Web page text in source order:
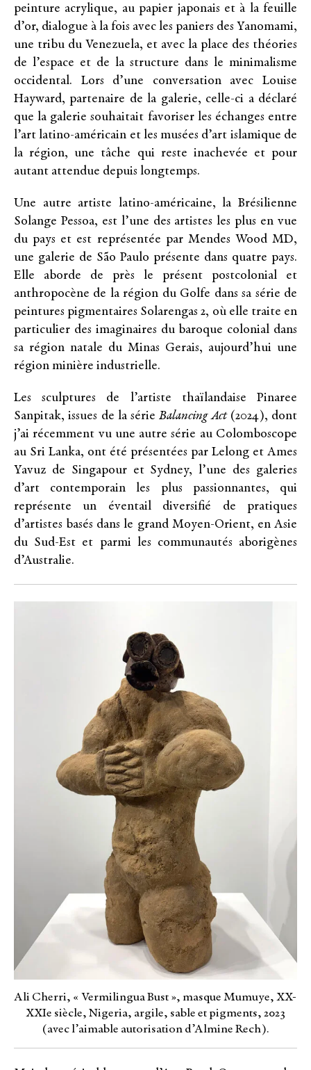
peinture acrylique, au papier japonais et à la feuille
d’or, dialogue à la fois avec les paniers des Yanomami,
une tribu du Venezuela, et avec la place des théories
de l’espace et de la structure dans le minimalisme
occidental. Lors d’une conversation avec Louise
Hayward, partenaire de la galerie, celle-ci a déclaré
que la galerie souhaitait favoriser les échanges entre
l’art latino-américain et les musées d’art islamique de
la région, une tâche qui reste inachevée et pour
autant attendue depuis longtemps.
Une autre artiste latino-américaine, la Brésilienne
Solange Pessoa, est l’une des artistes les plus en vue
du pays et est représentée par Mendes Wood MD,
une galerie de São Paulo présente dans quatre pays.
Elle aborde de près le présent postcolonial et
anthropocène de la région du Golfe dans sa série de
peintures pigmentaires Solarengas 2, où elle traite en
particulier des imaginaires du baroque colonial dans
sa région natale du Minas Gerais, aujourd’hui une
région minière industrielle.
Les sculptures de l’artiste thaïlandaise Pinaree
Sanpitak, issues de la sérieBalancing Act(2024), dont
j’ai récemment vu une autre série au Colomboscope
au Sri Lanka, ont été présentées par Lelong et Ames
Yavuz de Singapour et Sydney, l’une des galeries
d’art contemporain les plus passionnantes, qui
représente un éventail diversifié de pratiques
d’artistes basés dans le grand Moyen-Orient, en Asie
du Sud-Est et parmi les communautés aborigènes
d’Australie.
Ali Cherri, « Vermilingua Bust », masque Mumuye, XX-
XXIe siècle, Nigeria, argile, sable et pigments, 2023
(avec l’aimable autorisation d’Almine Rech).